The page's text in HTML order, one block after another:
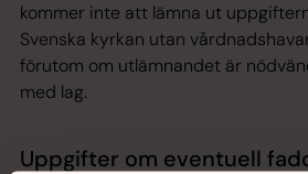
kommer inte att lämna ut
Svenska kyrkan utan
förutom om utlämnandet är
med lag.
Uppgifter om eventuell